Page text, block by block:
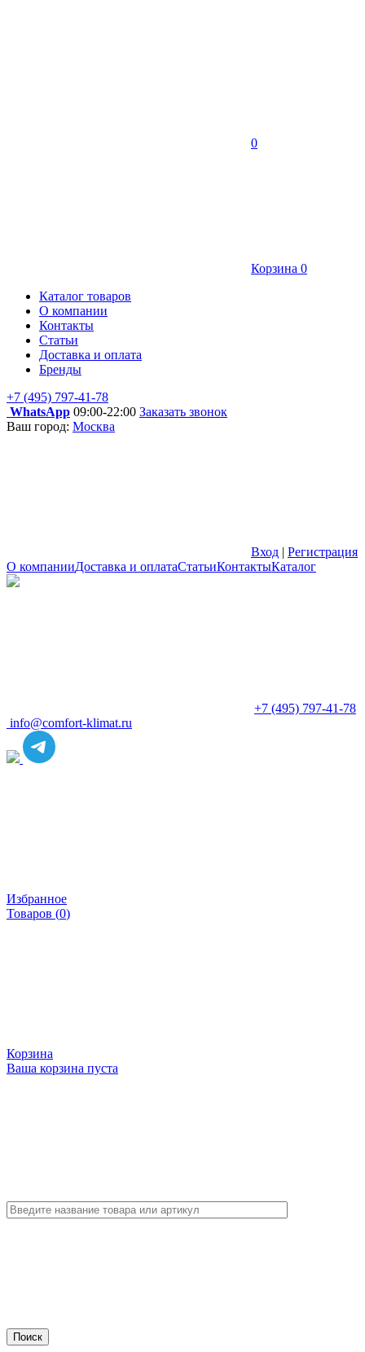
0
Корзина 0
Каталог товаров
О компании
Контакты
Статьи
Доставка и оплата
Бренды
+7 (495) 797-41-78
WhatsApp 09:00-22:00 Заказать звонок
Ваш город: Москва
Вход | Регистрация
О компанииДоставка и оплатаСтатьиКонтактыКаталог
+7 (495) 797-41-78
info@comfort-klimat.ru
Избранное
Товаров (0)
Корзина
Ваша корзина пуста